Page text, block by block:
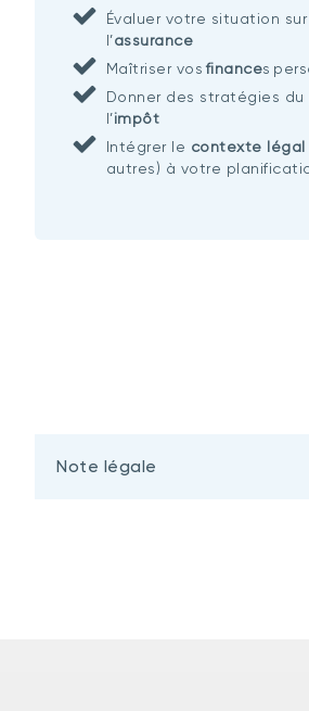
Évaluer votre situation
l’assurance
Maîtriser vosfinances
Donner des stratégies
l’impôt
Intégrer le contexte légal
autres) à votre
Note légale